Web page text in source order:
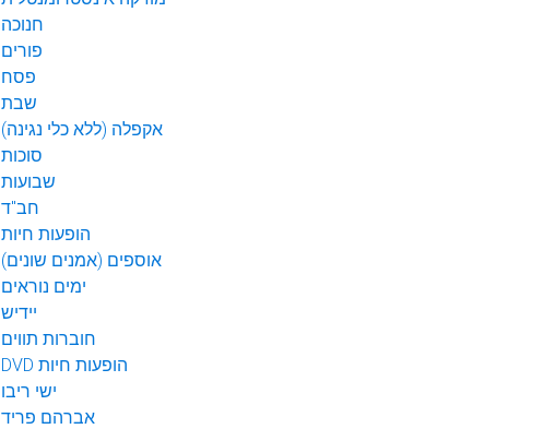
חנוכה
פורים
פסח
שבת
אקפלה (ללא כלי נגינה)
סוכות
שבועות
חב"ד
הופעות חיות
אוספים (אמנים שונים)
ימים נוראים
יידיש
חוברות תווים
DVD הופעות חיות
ישי ריבו
אברהם פריד